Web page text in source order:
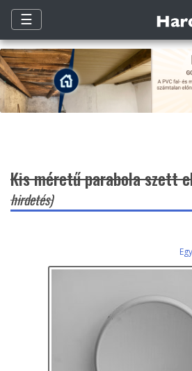
☰
Kis méretű parabola szett
hirdetés)